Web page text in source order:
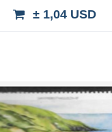
± 1,04 USD